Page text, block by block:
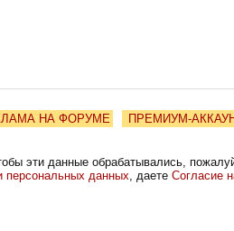
НА ФОРУМЕ ПРЕМИУМ-
эти данные обрабатывались,
персональных данных, даете Согласие